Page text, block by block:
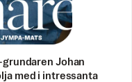
grundaren Johan
med i intressanta